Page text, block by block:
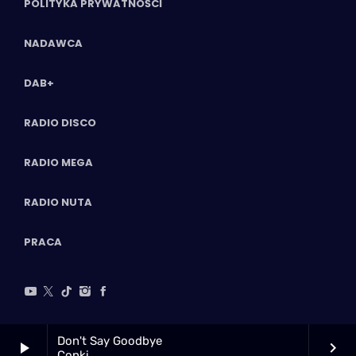
play_arrow
Don't Say Goodbye
keyboard_arrow_right
POLITYKA PRYWATNOŚCI
NADAWCA
DAB+
RADIO DISCO
RADIO MEGA
RADIO NUTA
PRACA